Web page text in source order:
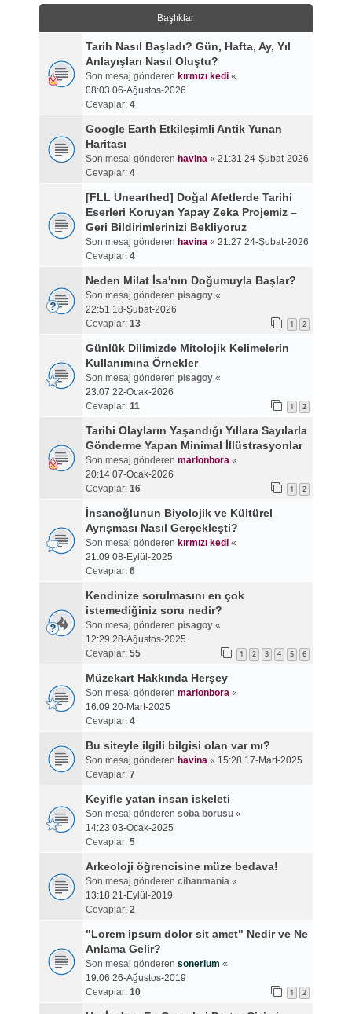
Başlıklar
Tarih Nasıl Başladı? Gün, Hafta, Ay, Yıl
Anlayışları Nasıl Oluştu?
Son mesaj gönderen kırmızı kedi«
08:03 06-Ağustos-2026
Cevaplar: 4
Google Earth Etkileşimli Antik Yunan
Haritası
Son mesaj gönderen havina« 21:31 24-Şubat-2026
Cevaplar: 4
[FLL Unearthed] Doğal Afetlerde Tarihi
Eserleri Koruyan Yapay Zeka Projemiz –
Geri Bildirimlerinizi Bekliyoruz
Son mesaj gönderen havina« 21:27 24-Şubat-2026
Cevaplar: 4
Neden Milat İsa'nın Doğumuyla Başlar?
Son mesaj gönderen pisagoy«
22:51 18-Şubat-2026
Cevaplar: 13 1 2
Günlük Dilimizde Mitolojik Kelimelerin
Kullanımına Örnekler
Son mesaj gönderen pisagoy«
23:07 22-Ocak-2026
Cevaplar: 11 1 2
Tarihi Olayların Yaşandığı Yıllara Sayılarla
Gönderme Yapan Minimal İllüstrasyonlar
Son mesaj gönderen marlonbora«
20:14 07-Ocak-2026
Cevaplar: 16 1 2
İnsanoğlunun Biyolojik ve Kültürel
Ayrışması Nasıl Gerçekleşti?
Son mesaj gönderen kırmızı kedi«
21:09 08-Eylül-2025
Cevaplar: 6
Kendinize sorulmasını en çok
istemediğiniz soru nedir?
Son mesaj gönderen pisagoy«
12:29 28-Ağustos-2025
Cevaplar: 55 1 2 3 4 5 6
Müzekart Hakkında Herşey
Son mesaj gönderen marlonbora«
16:09 20-Mart-2025
Cevaplar: 4
Bu siteyle ilgili bilgisi olan var mı?
Son mesaj gönderen havina« 15:28 17-Mart-2025
Cevaplar: 7
Keyifle yatan insan iskeleti
Son mesaj gönderen soba borusu«
14:23 03-Ocak-2025
Cevaplar: 5
Arkeoloji öğrencisine müze bedava!
Son mesaj gönderen cihanmania«
13:18 21-Eylül-2019
Cevaplar: 2
"Lorem ipsum dolor sit amet" Nedir ve Ne
Anlama Gelir?
Son mesaj gönderen sonerium «
19:06 26-Ağustos-2019
Cevaplar: 10 1 2